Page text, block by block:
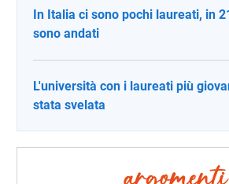
In Italia ci sono pochi laureati, in
sono andati
L'università con i laureati più
stata svelata